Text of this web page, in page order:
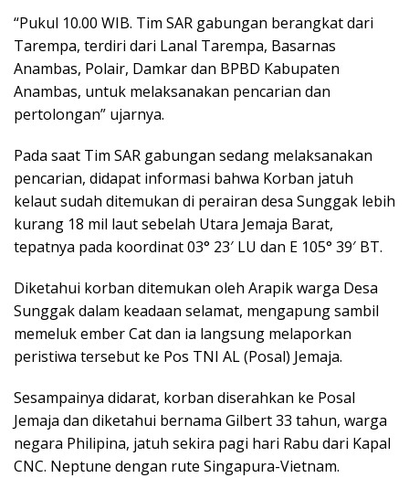
“Pukul 10.00 WIB. Tim SAR gabungan berangkat dari
Tarempa, terdiri dari Lanal Tarempa, Basarnas
Anambas, Polair, Damkar dan BPBD Kabupaten
Anambas, untuk melaksanakan pencarian dan
pertolongan” ujarnya.
Pada saat Tim SAR gabungan sedang melaksanakan
pencarian, didapat informasi bahwa Korban jatuh
kelaut sudah ditemukan di perairan desa Sunggak lebih
kurang 18 mil laut sebelah Utara Jemaja Barat,
tepatnya pada koordinat 03° 23′ LU dan E 105° 39′ BT.
Diketahui korban ditemukan oleh Arapik warga Desa
Sunggak dalam keadaan selamat, mengapung sambil
memeluk ember Cat dan ia langsung melaporkan
peristiwa tersebut ke Pos TNI AL (Posal) Jemaja.
Sesampainya didarat, korban diserahkan ke Posal
Jemaja dan diketahui bernama Gilbert 33 tahun, warga
negara Philipina, jatuh sekira pagi hari Rabu dari Kapal
CNC. Neptune dengan rute Singapura-Vietnam.